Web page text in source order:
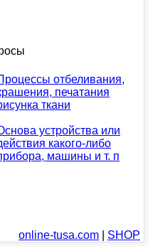
отбеливания,
печатания
ткани
устройства или
какого-либо
машины и т. п
online-tusa.com SHOP